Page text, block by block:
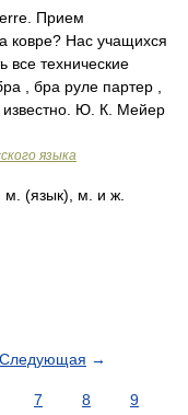
Прием
ковре? Нас учащихся
все технические
, бра руле партер ,
известно. Ю. К. Мейер
языка
(язык), м. и ж.
Следующая →
7 8
9